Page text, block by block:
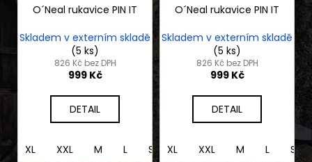
O´Neal rukavice PIN IT
Skladem v externím skladě
(5 ks)
826 Kč bez DPH
999 Kč
DETAIL
XL XXL M L S
O´Neal rukavice PIN IT
Skladem v externím skladě
(5 ks)
826 Kč bez DPH
999 Kč
DETAIL
XL XXL M L S